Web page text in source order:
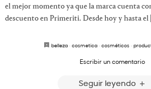
el mejor momento ya que la marca cuenta
descuento en Primeriti. Desde hoy y hasta el
belleza · cosmetica · cosméticos ·
Escribir un comentario
Seguir leyendo